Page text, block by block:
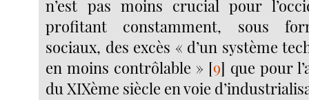
n’est pas moins crucial pour
profitant constamment, sous
sociaux, des excès « d’un système
en moins contrôlable » [9] que pour
du XIXème siècle en voie